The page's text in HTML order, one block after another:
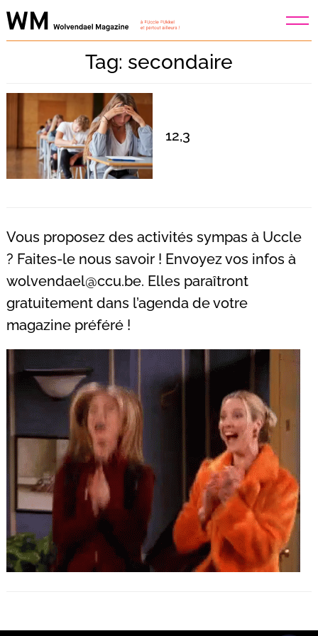
Skip
to
Tag: secondaire
12,3
Vous proposez des activités sympas à Uccle
? Faites-le nous savoir ! Envoyez vos infos à
wolvendael@ccu.be. Elles paraîtront
gratuitement dans l’agenda de votre
magazine préféré !
Recherche
pour
: